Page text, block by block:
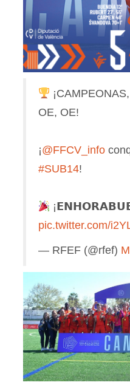
OE, OE!
¡@FFCV_info
#SUB14!
pic.twitter.com/
— RFEF (@rfef)